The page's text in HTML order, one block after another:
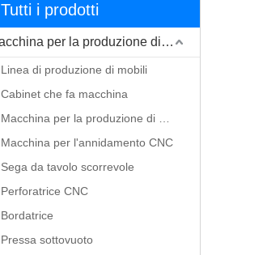
Tutti i prodotti
Macchina per la produzione di mobili
Linea di produzione di mobili
Cabinet che fa macchina
Macchina per l'annidamento CNC
Sega da tavolo scorrevole
Perforatrice CNC
Bordatrice
Pressa sottovuoto